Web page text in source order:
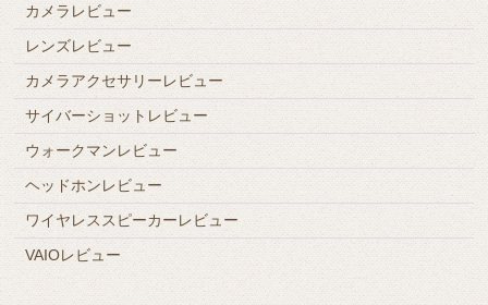
カメラレビュー
レンズレビュー
カメラアクセサリーレビュー
サイバーショットレビュー
ウォークマンレビュー
ヘッドホンレビュー
ワイヤレススピーカーレビュー
VAIOレビュー